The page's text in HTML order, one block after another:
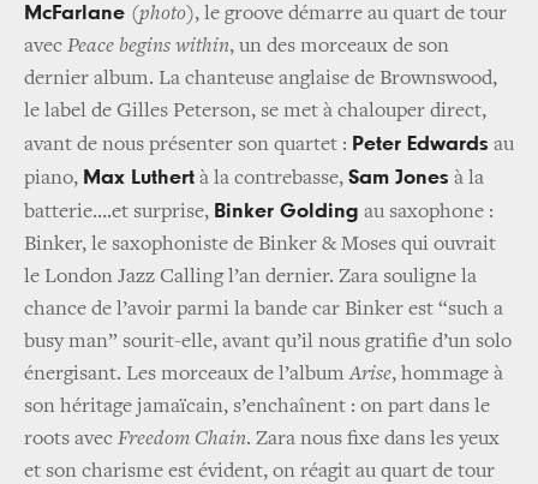
McFarlane (photo), le groove démarre au quart de tour
avec Peace begins within, un des morceaux de son
dernier album. La chanteuse anglaise de Brownswood,
le label de Gilles Peterson, se met à chalouper direct,
avant de nous présenter son quartet : Peter Edwards au
piano, Max Luthert à la contrebasse, Sam Jones à la
batterie….et surprise, Binker Golding au saxophone :
Binker, le saxophoniste de Binker & Moses qui ouvrait
le London Jazz Calling l’an dernier. Zara souligne la
chance de l’avoir parmi la bande car Binker est “such a
busy man” sourit-elle, avant qu’il nous gratifie d’un solo
énergisant. Les morceaux de l’albumArise, hommage à
son héritage jamaïcain, s’enchaînent : on part dans le
roots avec Freedom Chain. Zara nous fixe dans les yeux
et son charisme est évident, on réagit au quart de tour